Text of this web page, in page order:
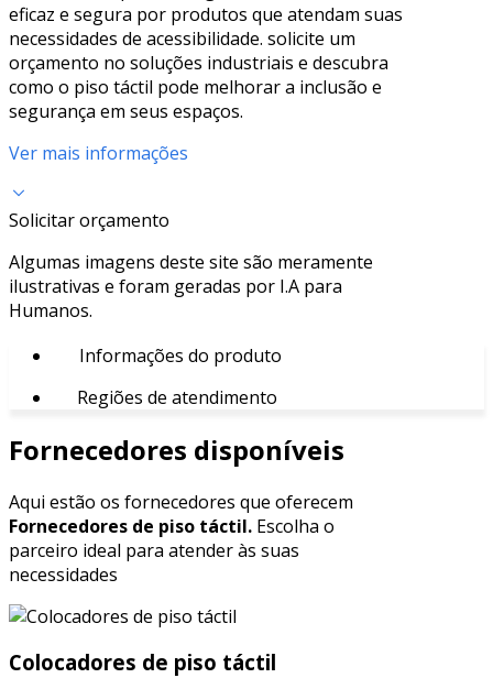
eficaz e segura por produtos que atendam suas
necessidades de acessibilidade. solicite um
orçamento no soluções industriais e descubra
como o piso táctil pode melhorar a inclusão e
segurança em seus espaços.
Ver mais informações
Solicitar orçamento
Algumas imagens deste site são meramente
ilustrativas e foram geradas por I.A para
Humanos.
Informações do produto
Regiões de atendimento
Fornecedores disponíveis
Aqui estão os fornecedores que oferecem
Fornecedores de piso táctil. Escolha o
parceiro ideal para atender às suas
necessidades
Colocadores de piso táctil